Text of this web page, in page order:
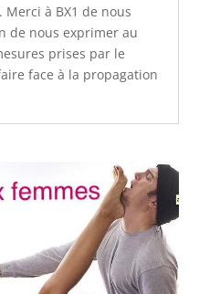
à BX1 de nous
de nous exprimer au
prises par le
face à la propagation